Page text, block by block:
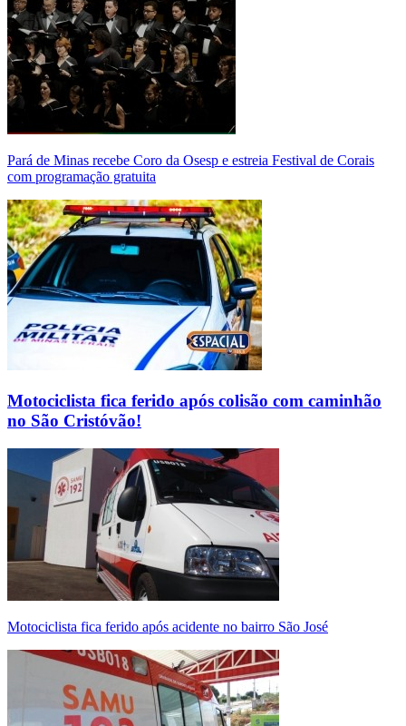
Pará de Minas recebe Coro da Osesp e estreia Festival de Corais
com programação gratuita
Motociclista fica ferido após colisão com caminhão
no São Cristóvão!
Motociclista fica ferido após acidente no bairro São José